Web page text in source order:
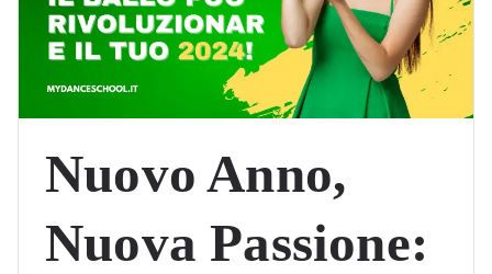
Nuovo Anno,
Nuova Passione: